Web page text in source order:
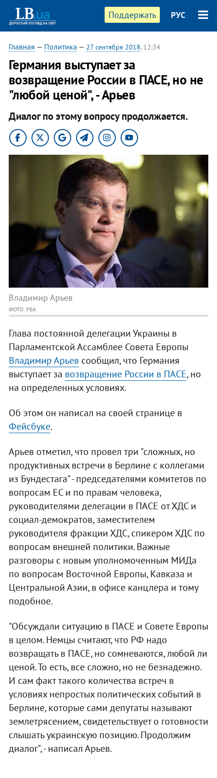
Поддержать РУС
Главная — Политика — 27 сентября 2018, 12:34
Германия выступает за
возвращение России в ПАСЕ, но не
"любой ценой", - Арьев
Диалог по этому вопросу продолжается.
Владимир Арьев
ФОТО: РБК
Глава постоянной делегации Украины в
Парламентской Ассамблее Совета Европы
Владимир Арьев сообщил, что Германия
выступает за возвращение России в ПАСЕ, но
на определенных условиях.
Об этом он написал на своей странице в
Фейсбуке.
Арьев отметил, что провел три "сложных, но
продуктивных встречи в Берлине с коллегами
из Бундестага" - председателями комитетов по
вопросам ЕС и по правам человека,
руководителями делегации в ПАСЕ от ХДС и
социал-демократов, заместителем
руководителя фракции ХДС, спикером ХДС по
вопросам внешней политики. Важные
разговоры с новым уполномоченным МИДа
по вопросам Восточной Европы, Кавказа и
Центральной Азии, в офисе канцлера и тому
подобное.
"Обсуждали ситуацию в ПАСЕ и Совете Европы
в целом. Немцы считают, что РФ надо
возвращать в ПАСЕ, но сомневаются, любой ли
ценой. То есть, все сложно, но не безнадежно.
И сам факт такого количества встреч в
условиях непростых политических событий в
Берлине, которые сами депутаты называют
землетрясением, свидетельствует о готовности
слышать украинскую позицию. Продолжим
диалог", - написал Арьев.